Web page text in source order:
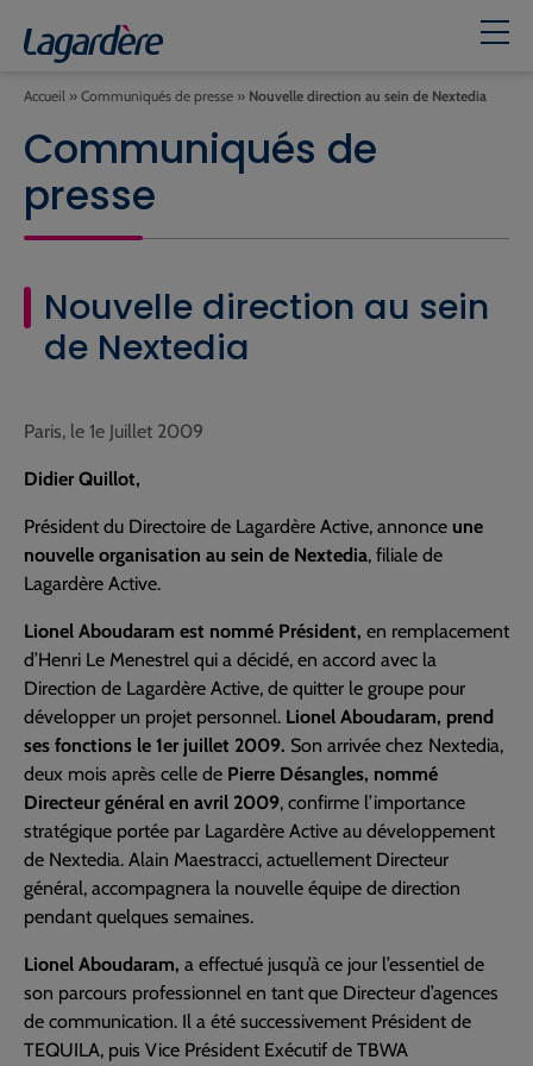
Accueil » Communiqués de presse » Nouvelle direction au sein de Nextedia
Communiqués de
presse
Nouvelle direction au sein
de Nextedia
Paris, le 1e Juillet 2009
Didier Quillot,
Président du Directoire de Lagardère Active, annonce une
nouvelle organisation au sein de Nextedia, filiale de
Lagardère Active.
Lionel Aboudaram est nommé Président, en remplacement
d’Henri Le Menestrel qui a décidé, en accord avec la
Direction de Lagardère Active, de quitter le groupe pour
développer un projet personnel. Lionel Aboudaram, prend
ses fonctions le 1er juillet 2009. Son arrivée chez Nextedia,
deux mois après celle de Pierre Désangles, nommé
Directeur général en avril 2009, confirme l’importance
stratégique portée par Lagardère Active au développement
de Nextedia. Alain Maestracci, actuellement Directeur
général, accompagnera la nouvelle équipe de direction
pendant quelques semaines.
Lionel Aboudaram, a effectué jusqu’à ce jour l’essentiel de
son parcours professionnel en tant que Directeur d’agences
de communication. Il a été successivement Président de
TEQUILA, puis Vice Président Exécutif de TBWA